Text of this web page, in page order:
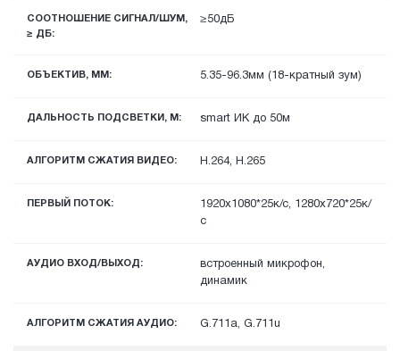
СООТНОШЕНИЕ СИГНАЛ/ШУМ,
≥ ДБ:
≥50дБ
ОБЪЕКТИВ, ММ: 5.35-96.3мм (18-кратный зум)
ДАЛЬНОСТЬ ПОДСВЕТКИ, М: smart ИК до 50м
АЛГОРИТМ СЖАТИЯ ВИДЕО: H.264, H.265
ПЕРВЫЙ ПОТОК:
1920х1080*25к/с, 1280х720*25к/
с
АУДИО ВХОД/ВЫХОД:
встроенный микрофон,
динамик
АЛГОРИТМ СЖАТИЯ АУДИО: G.711a, G.711u